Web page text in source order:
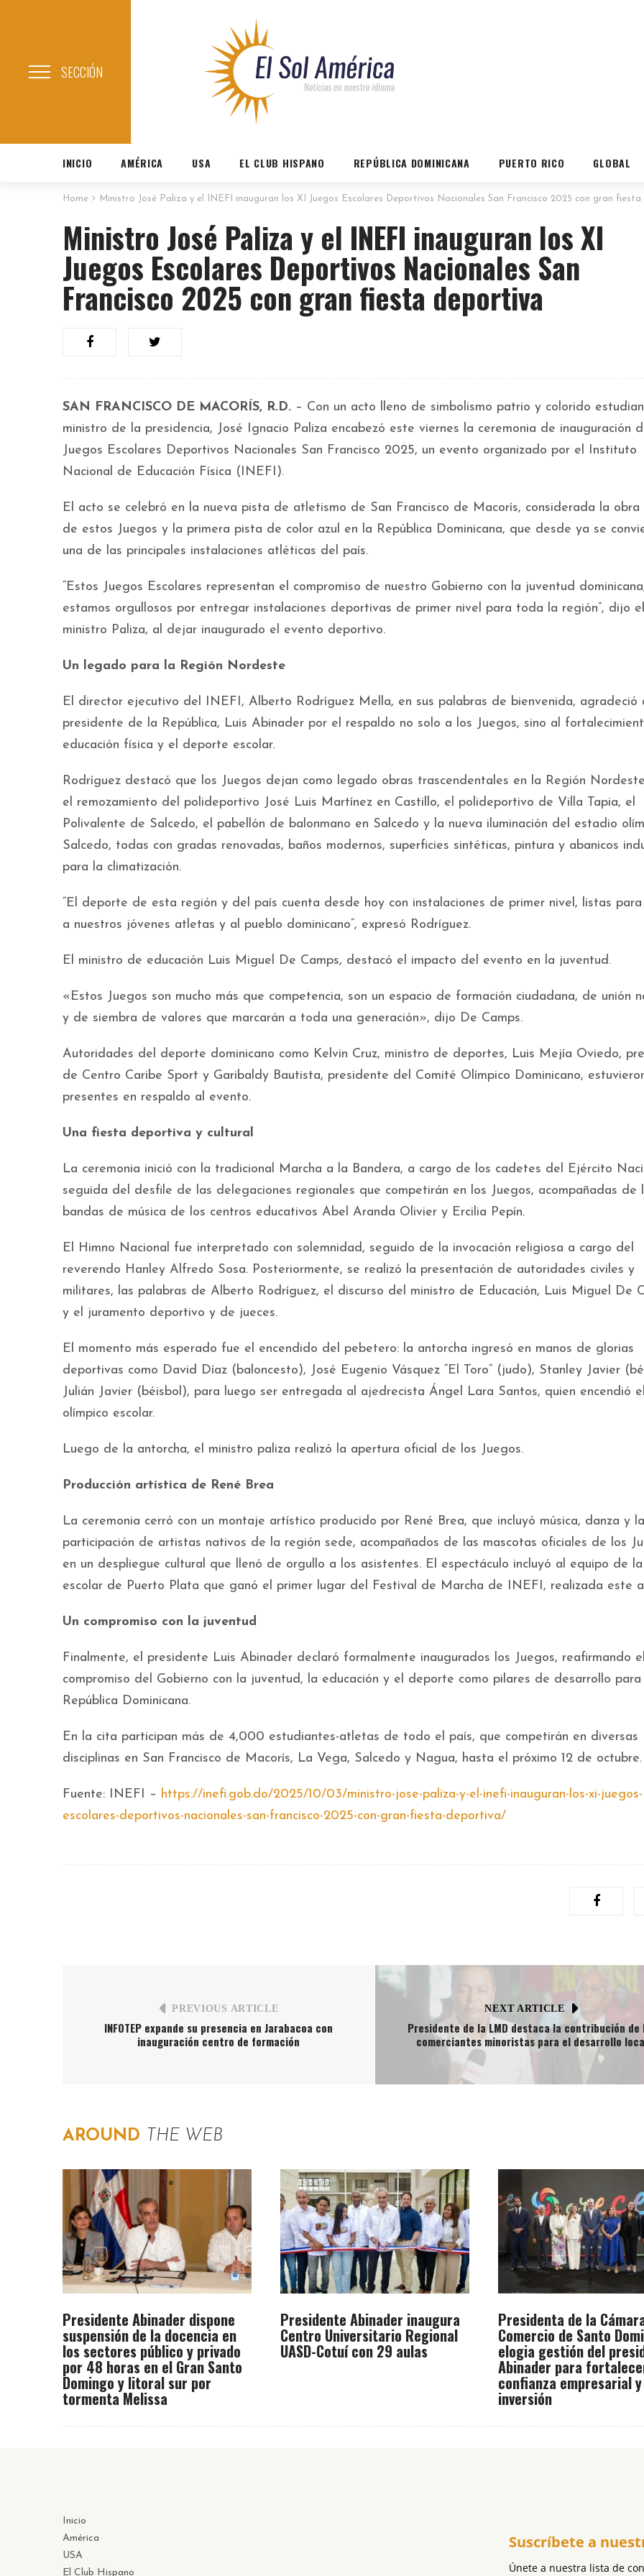
SECCIÓN
INICIO AMÉRICA USA EL CLUB HISPANO REPÚBLICA DOMINICANA PUERTO RICO GLOBAL
Home Ministro José Paliza y el INEFI inauguran los XI Juegos Escolares Deportivos Nacionales San Francisco 2025 con gran
Ministro José Paliza y el INEFI inauguran los XI
Juegos Escolares Deportivos Nacionales San
Francisco 2025 con gran fiesta deportiva
SAN FRANCISCO DE MACORÍS, R.D. – Con un acto lleno de simbolismo patrio y colorido
ministro de la presidencia, José Ignacio Paliza encabezó este viernes la ceremonia de inauguración
Juegos Escolares Deportivos Nacionales San Francisco 2025, un evento organizado por el Instituto
Nacional de Educación Física (INEFI).
El acto se celebró en la nueva pista de atletismo de San Francisco de Macorís, considerada la obra
de estos Juegos y la primera pista de color azul en la República Dominicana, que desde ya se
una de las principales instalaciones atléticas del país.
“Estos Juegos Escolares representan el compromiso de nuestro Gobierno con la juventud
estamos orgullosos por entregar instalaciones deportivas de primer nivel para toda la región”, dijo el
ministro Paliza, al dejar inaugurado el evento deportivo.
Un legado para la Región Nordeste
El director ejecutivo del INEFI, Alberto Rodríguez Mella, en sus palabras de bienvenida, agradeció
presidente de la República, Luis Abinader por el respaldo no solo a los Juegos, sino al
educación física y el deporte escolar.
Rodríguez destacó que los Juegos dejan como legado obras trascendentales en la Región
el remozamiento del polideportivo José Luis Martínez en Castillo, el polideportivo de Villa Tapia, el
Polivalente de Salcedo, el pabellón de balonmano en Salcedo y la nueva iluminación del estadio
Salcedo, todas con gradas renovadas, baños modernos, superficies sintéticas, pintura y abanicos
para la climatización.
“El deporte de esta región y del país cuenta desde hoy con instalaciones de primer nivel, listas
a nuestros jóvenes atletas y al pueblo dominicano”, expresó Rodríguez.
El ministro de educación Luis Miguel De Camps, destacó el impacto del evento en la juventud.
«Estos Juegos son mucho más que competencia, son un espacio de formación ciudadana, de unión
y de siembra de valores que marcarán a toda una generación», dijo De Camps.
Autoridades del deporte dominicano como Kelvin Cruz, ministro de deportes, Luis Mejía Oviedo,
de Centro Caribe Sport y Garibaldy Bautista, presidente del Comité Olímpico Dominicano,
presentes en respaldo al evento.
Una fiesta deportiva y cultural
La ceremonia inició con la tradicional Marcha a la Bandera, a cargo de los cadetes del Ejército
seguida del desfile de las delegaciones regionales que competirán en los Juegos, acompañadas de
bandas de música de los centros educativos Abel Aranda Olivier y Ercilia Pepín.
El Himno Nacional fue interpretado con solemnidad, seguido de la invocación religiosa a cargo del
reverendo Hanley Alfredo Sosa. Posteriormente, se realizó la presentación de autoridades civiles y
militares, las palabras de Alberto Rodríguez, el discurso del ministro de Educación, Luis Miguel De
y el juramento deportivo y de jueces.
El momento más esperado fue el encendido del pebetero: la antorcha ingresó en manos de glorias
deportivas como David Díaz (baloncesto), José Eugenio Vásquez “El Toro” (judo), Stanley Javier
Julián Javier (béisbol), para luego ser entregada al ajedrecista Ángel Lara Santos, quien encendió
olímpico escolar.
Luego de la antorcha, el ministro paliza realizó la apertura oficial de los Juegos.
Producción artística de René Brea
La ceremonia cerró con un montaje artístico producido por René Brea, que incluyó música, danza y la
participación de artistas nativos de la región sede, acompañados de las mascotas oficiales de los
en un despliegue cultural que llenó de orgullo a los asistentes. El espectáculo incluyó al equipo de
escolar de Puerto Plata que ganó el primer lugar del Festival de Marcha de INEFI, realizada este
Un compromiso con la juventud
Finalmente, el presidente Luis Abinader declaró formalmente inaugurados los Juegos, reafirmando
compromiso del Gobierno con la juventud, la educación y el deporte como pilares de desarrollo
República Dominicana.
En la cita participan más de 4,000 estudiantes-atletas de todo el país, que competirán en diversas
disciplinas en San Francisco de Macorís, La Vega, Salcedo y Nagua, hasta el próximo 12 de octubre.
Fuente: INEFI – https://inefi.gob.do/2025/10/03/ministro-jose-paliza-y-el-inefi-inauguran-los-xi-juegos-
escolares-deportivos-nacionales-san-francisco-2025-con-gran-fiesta-deportiva/
PREVIOUS ARTICLE
INFOTEP expande su presencia en Jarabacoa con
inauguración centro de formación
NEXT ARTICLE
Presidente de la LMD destaca la contribución de
comerciantes minoristas para el desarrollo
AROUND THE WEB
Presidente Abinader dispone
suspensión de la docencia en
los sectores público y privado
por 48 horas en el Gran Santo
Domingo y litoral sur por
tormenta Melissa
Presidente Abinader inaugura
Centro Universitario Regional
UASD-Cotuí con 29 aulas
Presidenta de la
Comercio de Santo
elogia gestión del
Abinader para
confianza empresarial
inversión
Inicio
América
USA
El Club Hispano
Suscríbete a
Únete a nuestra lista de